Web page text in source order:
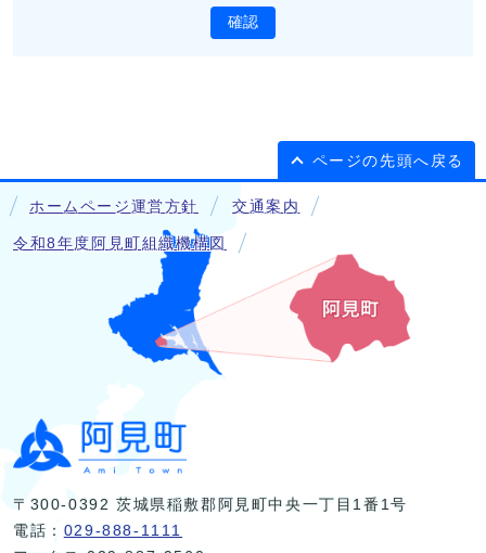
確認
ページの先頭へ戻る
ホームページ運営方針 交通案内
令和8年度阿見町組織機構図
〒300-0392 茨城県稲敷郡阿見町中央一丁目1番1号
電話： 029-888-1111